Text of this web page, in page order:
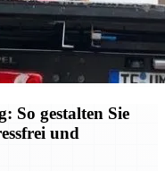
So gestalten Sie
und